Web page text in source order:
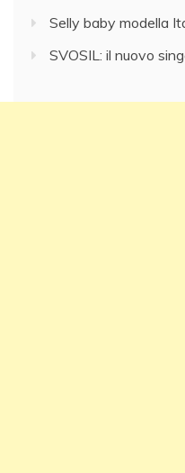
Selly baby modella
SVOSIL: il nuovo